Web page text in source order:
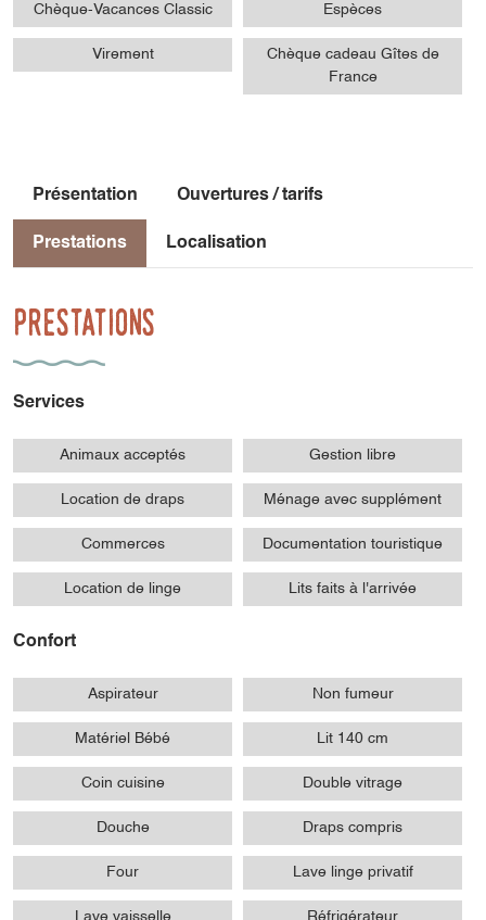
Chèque-Vacances Classic Espèces
Virement
Chèque cadeau Gîtes de
France
Présentation Ouvertures / tarifs
Prestations Localisation
Prestations
Services
Animaux acceptés Gestion libre
Location de draps Ménage avec supplément
Commerces Documentation touristique
Location de linge Lits faits à l'arrivée
Confort
Aspirateur Non fumeur
Matériel Bébé Lit 140 cm
Coin cuisine Double vitrage
Douche Draps compris
Four Lave linge privatif
Lave vaisselle Réfrigérateur